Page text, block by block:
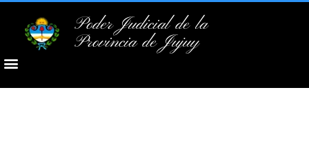
Poder Judicial de la
Provincia de Jujuy